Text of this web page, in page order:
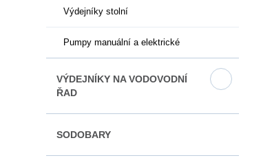
Výdejníky stolní
Pumpy manuální a elektrické
VÝDEJNÍKY NA VODOVODNÍ
ŘAD
SODOBARY